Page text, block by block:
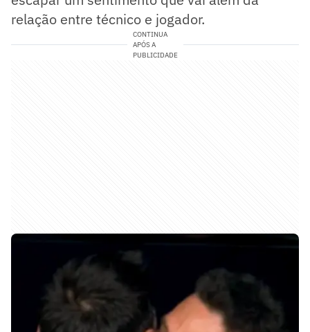
relação entre técnico e jogador.
CONTINUA
APÓS A
PUBLICIDADE